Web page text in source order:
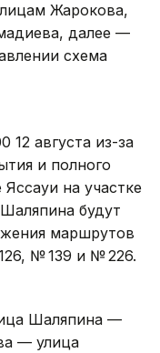
Жарокова,
далее —
схема
12 августа из-за
и полного
на участке
будут
маршрутов
№ 139 и № 226.
Шаляпина —
— улица